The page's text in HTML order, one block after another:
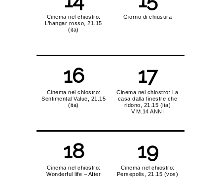
Cinema nel chiostro:
L’hangar rosso, 21.15
(ita)
Giorno di chiusura
16
Cinema nel chiostro:
Sentimental Value, 21.15
(ita)
17
Cinema nel chiostro: La
casa dalla finestre che
ridono, 21.15 (ita)
V.M.14 ANNI
18
Cinema nel chiostro:
Wonderful life – After
19
Cinema nel chiostro:
Persepolis, 21.15 (vos)